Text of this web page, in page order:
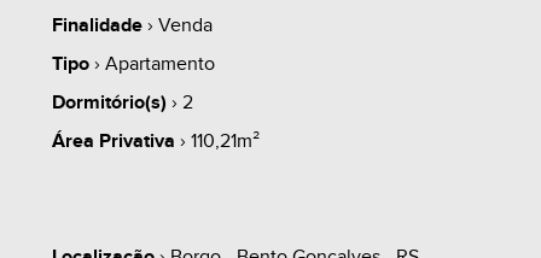
Finalidade› Venda
Tipo› Apartamento
Dormitório(s) › 2
Área Privativa › 110,21m²